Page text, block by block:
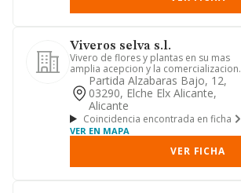
Viveros selva s.l.
Vivero de flores y plantas en su mas
amplia acepcion y la comercializacion,
al por mayor y al por m...
Partida Alzabaras Bajo, 12,
03290, Elche Elx Alicante,
Alicante
Coincidencia encontrada en ficha
VER EN MAPA
VER FICHA